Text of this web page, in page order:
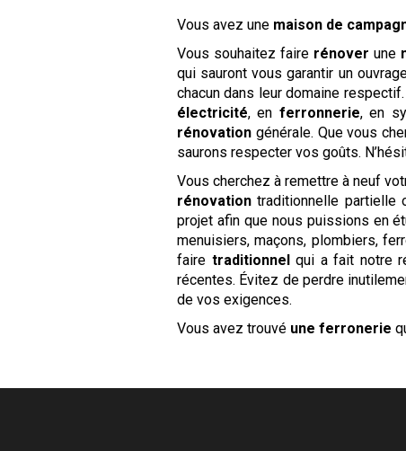
Vous avez une maison de
Vous souhaitez faire rénover une
qui sauront vous garantir un
chacun dans leur domaine
électricité, en ferronnerie, en
rénovation générale. Que vous
saurons respecter vos goûts.
Vous cherchez à remettre à neuf
rénovation traditionnelle partielle
projet afin que nous puissions en
menuisiers, maçons, plombiers,
faire traditionnel qui a fait notre
récentes. Évitez de perdre
de vos exigences.
Vous avez trouvé une ferronerie